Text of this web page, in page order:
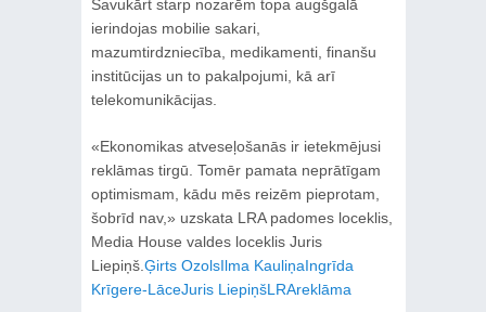
Savukārt starp nozarēm topa augšgalā
ierindojas mobilie sakari,
mazumtirdzniecība, medikamenti, finanšu
institūcijas un to pakalpojumi, kā arī
telekomunikācijas.
«Ekonomikas atveseļošanās ir ietekmējusi
reklāmas tirgū. Tomēr pamata neprātīgam
optimismam, kādu mēs reizēm pieprotam,
šobrīd nav,» uzskata LRA padomes loceklis,
Media House valdes loceklis Juris
Liepiņš. Ģirts OzolsIlma KauliņaIngrīda
Krīgere-LāceJuris LiepiņšLRAreklāma